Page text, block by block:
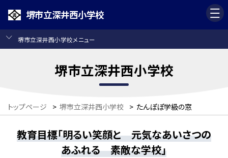
堺市立深井西小学校
堺市立深井西小学校メニュー
堺市立深井西小学校
トップページ > 堺市立深井西小学校 > たんぽぽ学級の窓
教育目標「明るい笑顔と 元気なあいさつの
あふれる 素敵な学校」